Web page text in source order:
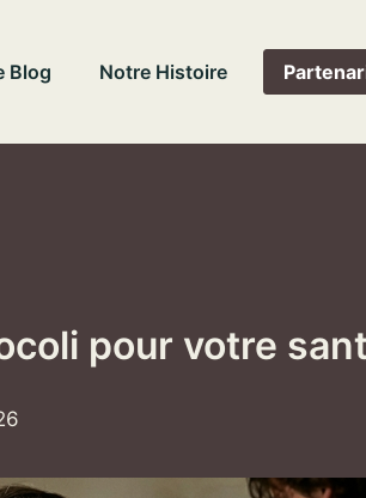
Blog Notre Histoire
pour votre